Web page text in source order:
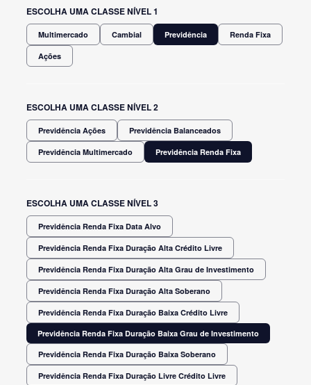
ESCOLHA UMA CLASSE NÍVEL 1
Multimercado Cambial Previdência Renda Fixa
Ações
ESCOLHA UMA CLASSE NÍVEL 2
Previdência Ações Previdência Balanceados
Previdência Multimercado Previdência Renda Fixa
ESCOLHA UMA CLASSE NÍVEL 3
Previdência Renda Fixa Data Alvo
Previdência Renda Fixa Duração Alta Crédito Livre
Previdência Renda Fixa Duração Alta Grau de Investimento
Previdência Renda Fixa Duração Alta Soberano
Previdência Renda Fixa Duração Baixa Crédito Livre
Previdência Renda Fixa Duração Baixa Grau de Investimento
Previdência Renda Fixa Duração Baixa Soberano
Previdência Renda Fixa Duração Livre Crédito Livre